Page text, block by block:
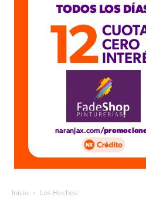
Inicio Los Hechos